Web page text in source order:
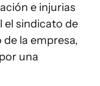
e injurias
el sindicato de
la empresa,
una